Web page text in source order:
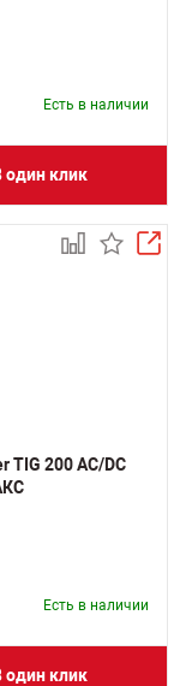
Есть в наличии
один клик
TIG 200 AC/DC
Есть в наличии
один клик